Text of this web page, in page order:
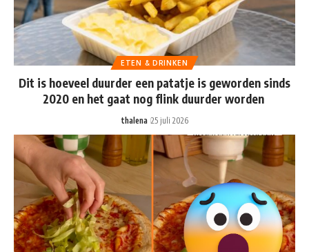
ETEN & DRINKEN
Dit is hoeveel duurder een patatje is geworden sinds
2020 en het gaat nog flink duurder worden
thalena 25 juli 2026